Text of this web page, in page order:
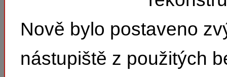
Nově bylo postaveno
nástupiště z použitých